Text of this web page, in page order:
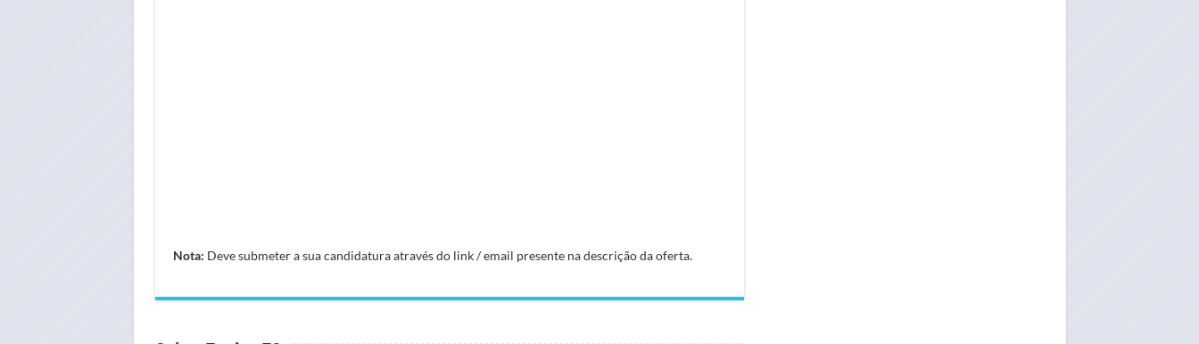
Nota: Deve submeter a sua candidatura através do link / email presente na descrição da oferta.